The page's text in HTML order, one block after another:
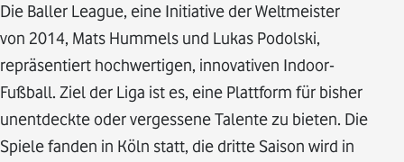
Die Baller League, eine Initiative der Weltmeister
von 2014, Mats Hummels und Lukas Podolski,
repräsentiert hochwertigen, innovativen Indoor-
Fußball. Ziel der Liga ist es, eine Plattform für bisher
unentdeckte oder vergessene Talente zu bieten. Die
Spiele fanden in Köln statt, die dritte Saison wird in